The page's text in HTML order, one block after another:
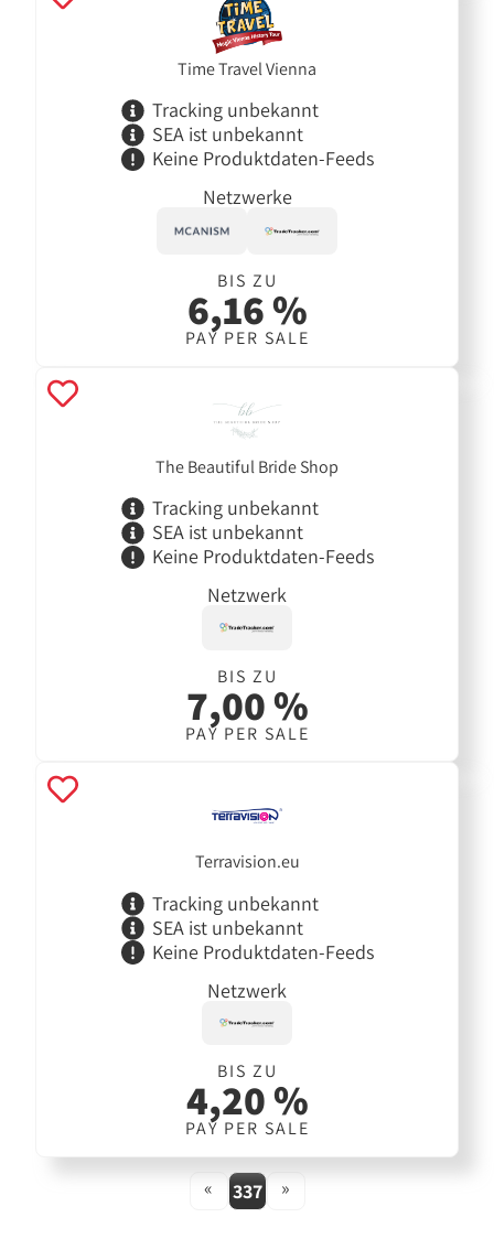
Time Travel Vienna
Tracking unbekannt
SEA ist unbekannt
Keine Produktdaten-Feeds
Netzwerke
BIS ZU
6,16 %
PAY PER SALE
The Beautiful Bride Shop
Tracking unbekannt
SEA ist unbekannt
Keine Produktdaten-Feeds
Netzwerk
BIS ZU
7,00 %
PAY PER SALE
Terravision.eu
Tracking unbekannt
SEA ist unbekannt
Keine Produktdaten-Feeds
Netzwerk
BIS ZU
4,20 %
PAY PER SALE
« 337 »